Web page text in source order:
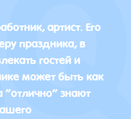
артист. Его
праздника, в
гостей и
может быть как
знают